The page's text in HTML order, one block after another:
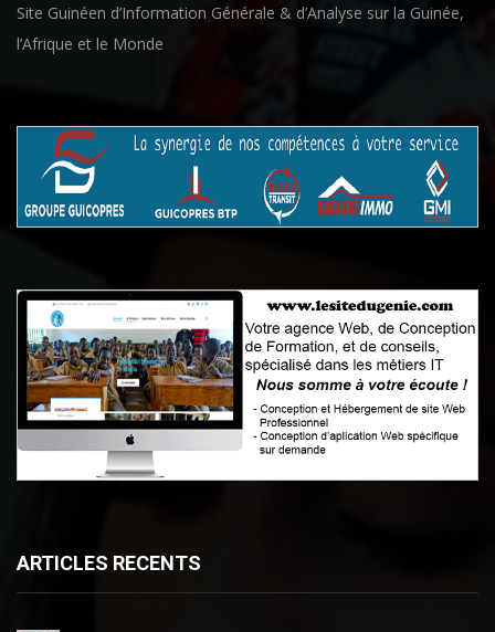
Site Guinéen d’Information Générale & d’Analyse sur la Guinée,
l’Afrique et le Monde
ARTICLES RECENTS